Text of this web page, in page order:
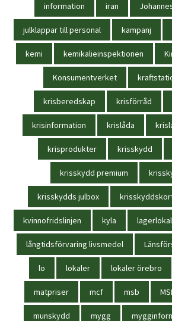
information iran
julklappar till personal kampanj
kemi kemikalieinspektionen
Konsumentverket
krisberedskap krisförråd
krisinformation krislåda
krisprodukter krisskydd
krisskydd premium
krisskydds julbox
kvinnofridslinjen kyla lagerlokal
långtidsförvaring livsmedel
lo lokaler lokaler örebro
matpriser mcf msb
munskydd mygg